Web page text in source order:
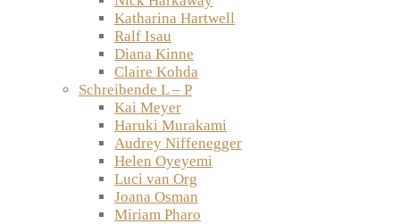
Katharina Hartwell
Ralf Isau
Diana Kinne
Claire Kohda
Schreibende L – P
Kai Meyer
Haruki Murakami
Audrey Niffenegger
Helen Oyeyemi
Luci van Org
Joana Osman
Miriam Pharo